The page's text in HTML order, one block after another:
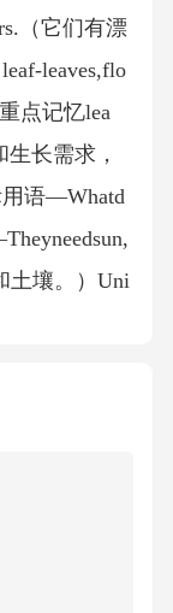
（它们有漂
leaves,flo
点记忆lea
长需求，
语—Whatd
土壤。）Uni
）,draw
,Tuesday